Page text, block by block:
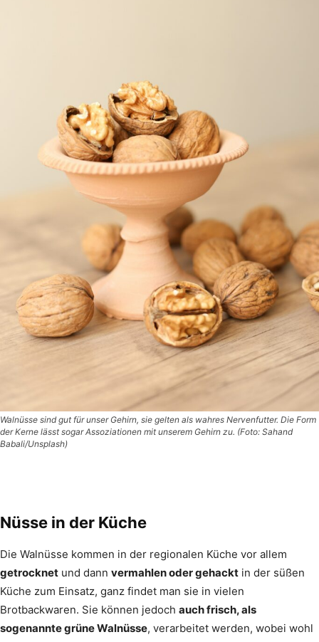
Walnüsse sind gut für unser Gehirn, sie gelten als wahres Nervenfutter. Die Form
der Kerne lässt sogar Assoziationen mit unserem Gehirn zu. (Foto: Sahand
Babali/Unsplash)
Nüsse in der Küche
Die Walnüsse kommen in der regionalen Küche vor allem
getrocknet und dann vermahlen oder gehackt in der süßen
Küche zum Einsatz, ganz findet man sie in vielen
Brotbackwaren. Sie können jedoch auch frisch, als
sogenannte grüne Walnüsse, verarbeitet werden, wobei wohl